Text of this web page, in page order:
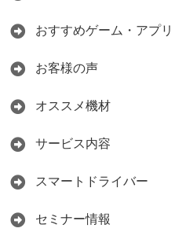
おすすめゲーム・アプリ
お客様の声
オススメ機材
サービス内容
スマートドライバー
セミナー情報